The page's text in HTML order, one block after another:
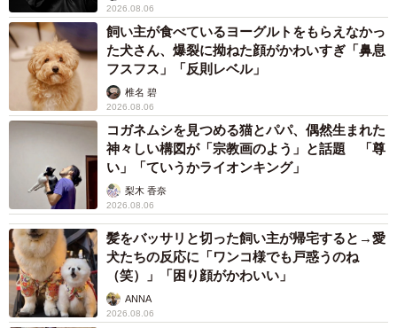
ノーヒントお薬クイズ、解く手がかりは…
ーー専門は小児心臓外科医といえど、さまざまな症状の患
者さんを診ておられるんですね。今回の「クイズ青い蓋」
の出題者は親子連れの方でしょうか？
「外来（を担当する時）は大人も診ているので、今回は、
定期的に飲み薬とかをもらっている高齢の方でした。症状
は踵が痒いなど、よくあるような症状でした」
ーーリプライを見ると、医療関係あるあるなのかな？と。
「僕は皮膚科じゃないので『青い蓋の』と言われることは
滅多にありません。いても月に1人くらいだと思います」
2026.08.06
飼い主が食べているヨーグルトをもらえなかっ
た犬さん、爆裂に拗ねた顔がかわいすぎ「鼻息
フスフス」「反則レベル」
椎名 碧
2026.08.06
コガネムシを見つめる猫とパパ、偶然生まれた
神々しい構図が「宗教画のよう」と話題 「尊
い」「ていうかライオンキング」
梨木 香奈
2026.08.06
髪をバッサリと切った飼い主が帰宅すると→愛
犬たちの反応に「ワンコ様でも戸惑うのね
（笑）」「困り顔がかわいい」
ANNA
2026.08.06